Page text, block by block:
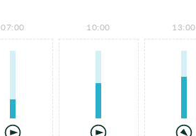
07:00 10:00 13:00